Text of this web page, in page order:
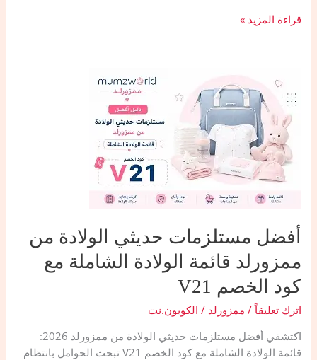
أفضل
الأطفال
ممزورلد
خامات
ممتازة
وتوفير
مع
الخصم
قراءة المزيد »
أفضل مستلزمات حديثي الولادة من
ممزورلد قائمة الولادة الشاملة مع
كود الخصم V21
اترك تعليقاً / ممزورلد / الكوبون.نت
اكتشفي أفضل مستلزمات حديثي الولادة من ممزورلد 2026:
قائمة الولادة الشاملة مع كود الخصم V21 تبحث الحوامل بانتظام